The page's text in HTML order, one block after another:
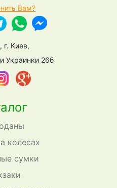
колесах
сумки
Вам?
г. Киев,
Украинки 26б